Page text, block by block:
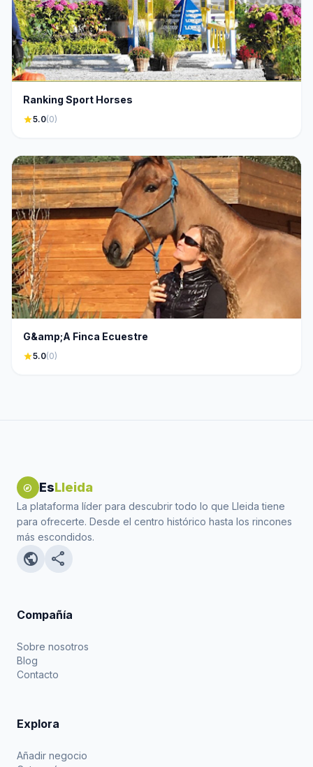
Ranking Sport Horses
star5.0(0)
G&amp;A Finca Ecuestre
star5.0(0)
explore EsLleida
La plataforma líder para descubrir todo lo que Lleida tiene
para ofrecerte. Desde el centro histórico hasta los rincones
más escondidos.
public share
Compañía
Sobre nosotros
Blog
Contacto
Explora
Añadir negocio